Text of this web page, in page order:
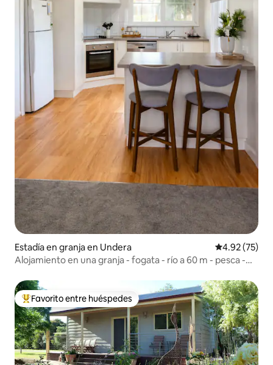
Estadía en granja en Undera Calificación
4.92 (75)
Alojamiento en una granja - fogata - río a 60 m - pesca -
Favorito entre huéspedes preferido
Favorito entre huéspedes